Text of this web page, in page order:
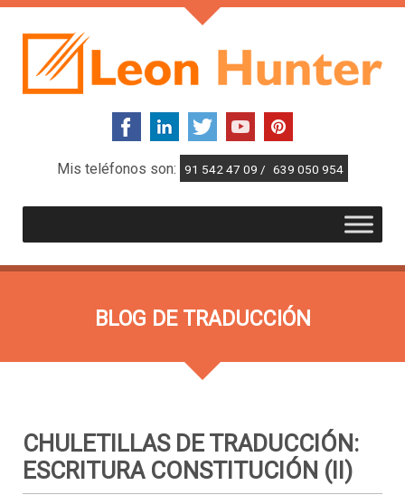
Mis teléfonos son: 91 542 47 09 / 639 050 954
BLOG DE TRADUCCIÓN
CHULETILLAS DE TRADUCCIÓN:
ESCRITURA CONSTITUCIÓN (II)